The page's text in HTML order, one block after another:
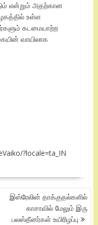
என்றும் அதற்கான
உள்ள
கடமையாற்ற
வாயிலாக
?locale=ta_IN
இஸ்ரேலின் தாக்குதல்களில்
காசாவில் மேலும் இரு
பலஸ்தீனர்கள் உயிரிழப்பு